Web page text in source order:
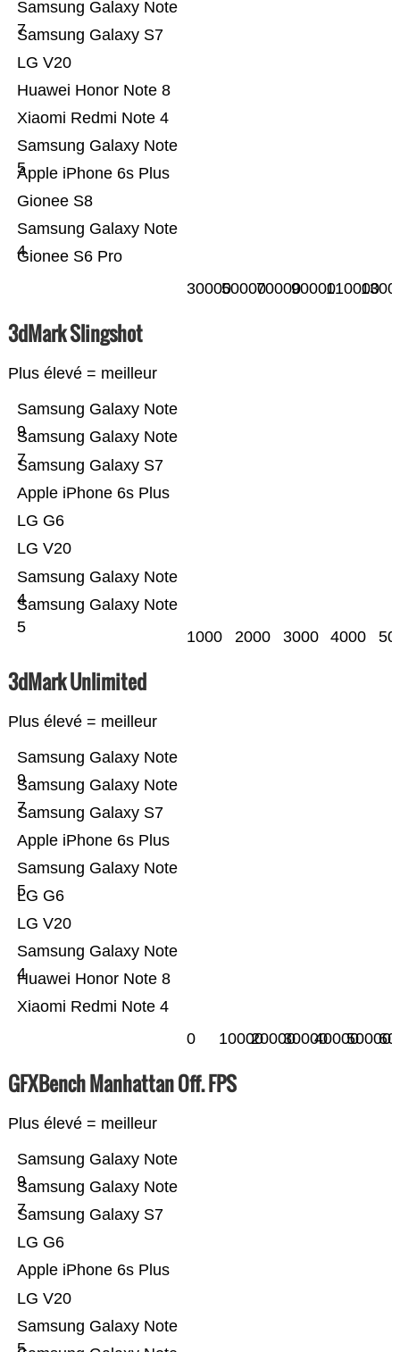
Gionee S6 Pro
Samsung Galaxy Note
4
Gionee S8
Apple iPhone 6s Plus
Samsung Galaxy Note
5
Xiaomi Redmi Note 4
Huawei Honor Note 8
LG V20
Samsung Galaxy S7
Samsung Galaxy Note
7
30000500007000090000110000
3dMark Slingshot
Plus élevé = meilleur
Samsung Galaxy Note
5
Samsung Galaxy Note
4
LG V20
LG G6
Apple iPhone 6s Plus
Samsung Galaxy S7
Samsung Galaxy Note
7
Samsung Galaxy Note
9
1000 2000 3000 4000
3dMark Unlimited
Plus élevé = meilleur
Xiaomi Redmi Note 4
Huawei Honor Note 8
Samsung Galaxy Note
4
LG V20
LG G6
Samsung Galaxy Note
5
Apple iPhone 6s Plus
Samsung Galaxy S7
Samsung Galaxy Note
7
Samsung Galaxy Note
9
0 1000020000300004000050000
GFXBench Manhattan Off. FPS
Plus élevé = meilleur
Samsung Galaxy Note
LG V20
Apple iPhone 6s Plus
LG G6
Samsung Galaxy S7
Samsung Galaxy Note
7
Samsung Galaxy Note
9